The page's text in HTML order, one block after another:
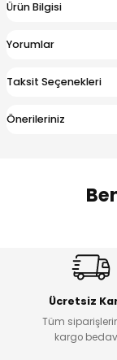
Ürün Bilgisi
Yorumlar
Taksit Seçenekleri
Önerileriniz
Dantelya Kız Çocuk
Ücretsiz
Tüm
kargo
Alt